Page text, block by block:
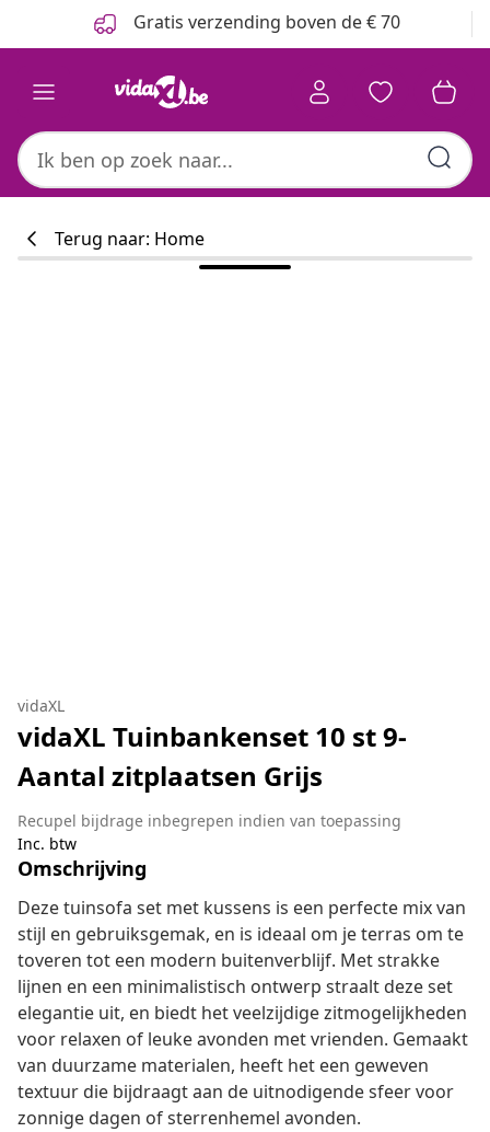
Gratis verzending boven de € 70
Terug naar: Home
vidaXL
vidaXL Tuinbankenset 10 st 9-
Aantal zitplaatsen Grijs
Recupel bijdrage inbegrepen indien van toepassing
Inc. btw
Omschrijving
Deze tuinsofa set met kussens is een perfecte mix van
stijl en gebruiksgemak, en is ideaal om je terras om te
toveren tot een modern buitenverblijf. Met strakke
lijnen en een minimalistisch ontwerp straalt deze set
elegantie uit, en biedt het veelzijdige zitmogelijkheden
voor relaxen of leuke avonden met vrienden. Gemaakt
van duurzame materialen, heeft het een geweven
textuur die bijdraagt aan de uitnodigende sfeer voor
zonnige dagen of sterrenhemel avonden.